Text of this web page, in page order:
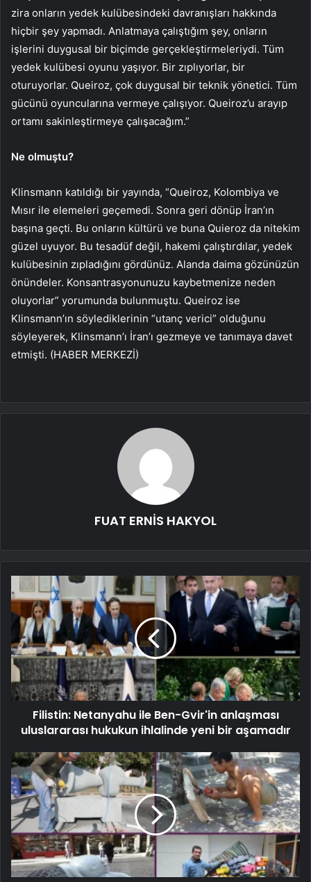
zira onların yedek kulübesindeki davranışları hakkında
hiçbir şey yapmadı. Anlatmaya çalıştığım şey, onların
işlerini duygusal bir biçimde gerçekleştirmeleriydi. Tüm
yedek kulübesi oyunu yaşıyor. Bir zıplıyorlar, bir
oturuyorlar. Queiroz, çok duygusal bir teknik yönetici. Tüm
gücünü oyuncularına vermeye çalışıyor. Queiroz’u arayıp
ortamı sakinleştirmeye çalışacağım.”
Ne olmuştu?
Klinsmann katıldığı bir yayında, “Queiroz, Kolombiya ve
Mısır ile elemeleri geçemedi. Sonra geri dönüp İran’ın
başına geçti. Bu onların kültürü ve buna Quieroz da nitekim
güzel uyuyor. Bu tesadüf değil, hakemi çalıştırdılar, yedek
kulübesinin zıpladığını gördünüz. Alanda daima gözünüzün
önündeler. Konsantrasyonunuzu kaybetmenize neden
oluyorlar” yorumunda bulunmuştu. Queiroz ise
Klinsmann’ın söylediklerinin “utanç verici” olduğunu
söyleyerek, Klinsmann’ı İran’ı gezmeye ve tanımaya davet
etmişti. (HABER MERKEZİ)
FUAT ERNİS HAKYOL
Filistin: Netanyahu ile Ben-Gvir'in anlaşması
uluslararası hukukun ihlalinde yeni bir aşamadır